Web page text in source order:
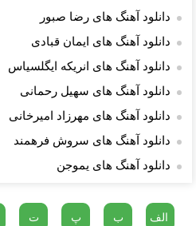
دانلود آهنگ های رضا صبور
دانلود آهنگ های ایمان قبادی
دانلود آهنگ های انریکه ایگلسیاس
دانلود آهنگ های سهیل رحمانی
دانلود آهنگ های مهرزاد امیرخانی
دانلود آهنگ های سروش فرهمند
دانلود آهنگ های یموجن
الف ب پ ت